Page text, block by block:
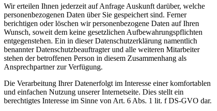
Wir erteilen Ihnen jederzeit auf Anfrage Auskunft darüber, welche
personenbezogenen Daten über Sie gespeichert sind. Ferner
berichtigen oder löschen wir personenbezogene Daten auf Ihren
Wunsch, soweit dem keine gesetzlichen Aufbewahrungspflichten
entgegenstehen. Ein in dieser Datenschutzerklärung namentlich
benannter Datenschutzbeauftragter und alle weiteren Mitarbeiter
stehen der betroffenen Person in diesem Zusammenhang als
Ansprechpartner zur Verfügung.
Die Verarbeitung Ihrer Datenerfolgt im Interesse einer komfortablen
und einfachen Nutzung unserer Internetseite. Dies stellt ein
berechtigtes Interesse im Sinne von Art. 6 Abs. 1 lit. f DS-GVO dar.